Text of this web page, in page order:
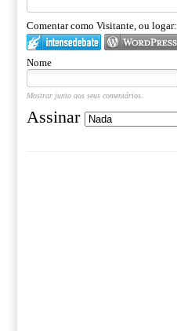
Comentar como Visitante, ou logar:
Nome
Mostrar junto aos seus comentários.
Assinar